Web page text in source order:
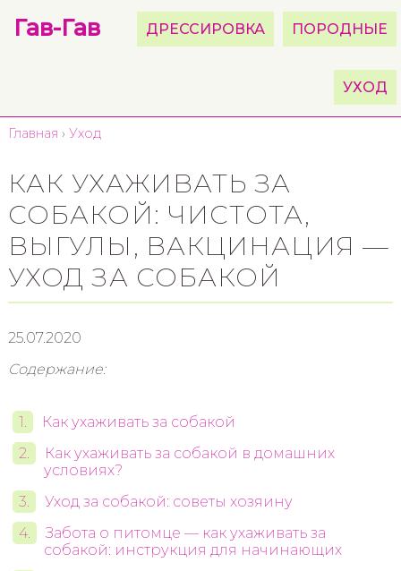
Гав-Гав ДРЕССИРОВКА ПОРОДНЫЕ
УХОД
Главная › Уход
КАК УХАЖИВАТЬ ЗА
СОБАКОЙ: ЧИСТОТА,
ВЫГУЛЫ, ВАКЦИНАЦИЯ —
УХОД ЗА СОБАКОЙ
25.07.2020
Содержание:
Как ухаживать за собакой
Как ухаживать за собакой в домашних
условиях?
Уход за собакой: советы хозяину
Забота о питомце — как ухаживать за
собакой: инструкция для начинающих